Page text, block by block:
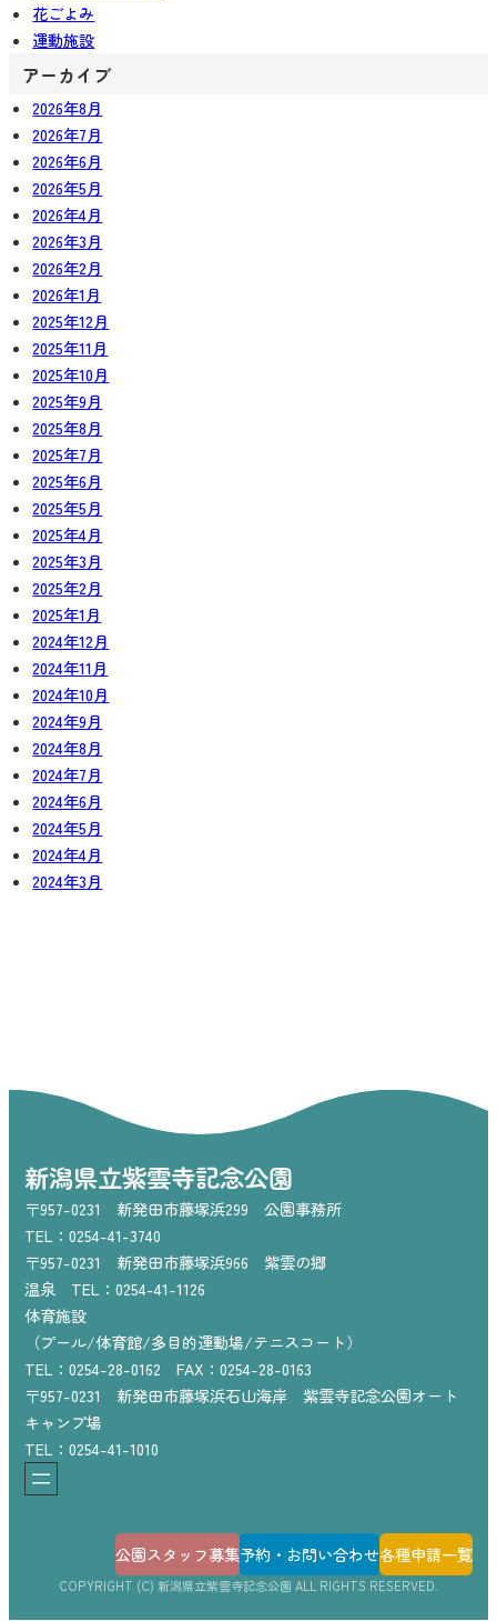
花ごよみ
運動施設
アーカイブ
2026年8月
2026年7月
2026年6月
2026年5月
2026年4月
2026年3月
2026年2月
2026年1月
2025年12月
2025年11月
2025年10月
2025年9月
2025年8月
2025年7月
2025年6月
2025年5月
2025年4月
2025年3月
2025年2月
2025年1月
2024年12月
2024年11月
2024年10月
2024年9月
2024年8月
2024年7月
2024年6月
2024年5月
2024年4月
2024年3月
新潟県立紫雲寺記念公園
〒957-0231 新発田市藤塚浜299 公園事務所
TEL：0254-41-3740
〒957-0231 新発田市藤塚浜966 紫雲の郷
温泉 TEL：0254-41-1126
体育施設
（プール/体育館/多目的運動場/テニスコート）
TEL：0254-28-0162 FAX：0254-28-0163
〒957-0231 新発田市藤塚浜石山海岸 紫雲寺記念公園オート
キャンプ場
TEL：0254-41-1010
公園スタッフ募集予約・お問い合わせ各種申請一覧
COPYRIGHT (C) 新潟県立紫雲寺記念公園 ALL RIGHTS RESERVED.